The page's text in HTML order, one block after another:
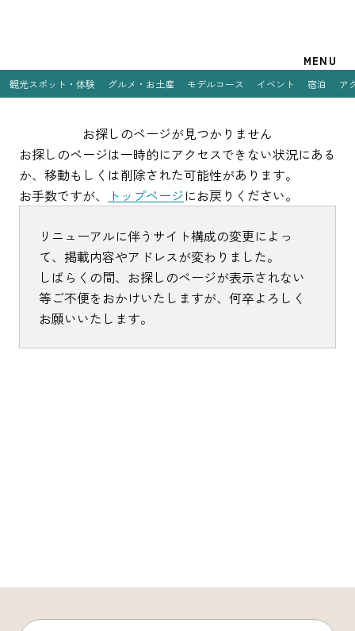
観光スポット・体験 グルメ・お土産 モデルコース イベント 宿泊 ア
お探しのページが見つかりません
お探しのページは一時的にアクセスできない状況にある
か、 移動もしくは削除された可能性があります。
お手数ですが、
トップページにお戻りください。
リニューアルに伴うサイト構成の変更によっ
て、掲載内容やアドレスが変わりました。
しばらくの間、お探しのページが表示されない
等ご不便をおかけいたしますが、何卒よろしく
お願いいたします。
観光スポット・体験
グルメ・お土産
モデルコース
イベント
宿泊
アクセス
MENU